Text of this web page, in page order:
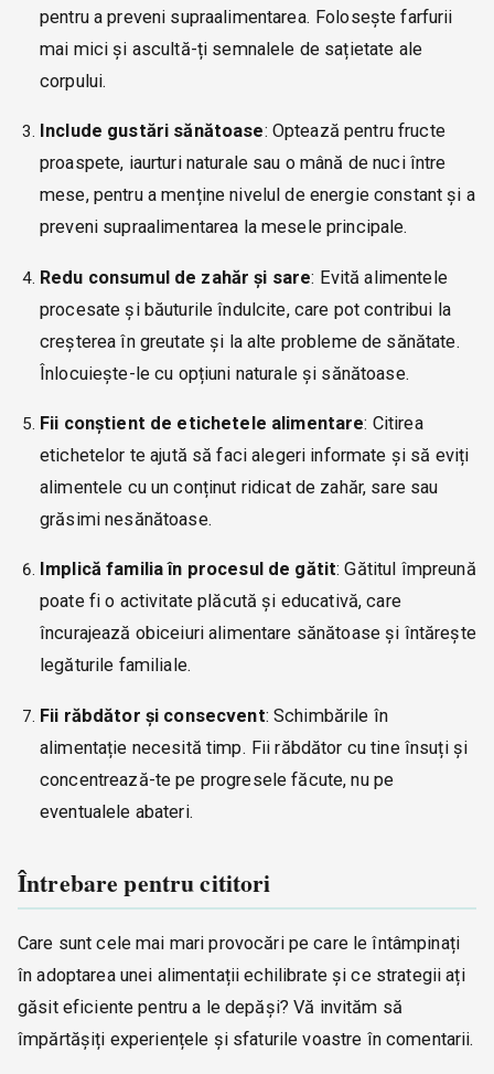
pentru a preveni supraalimentarea. Folosește farfurii
mai mici și ascultă-ți semnalele de sațietate ale
corpului.
Include gustări sănătoase: Optează pentru fructe
proaspete, iaurturi naturale sau o mână de nuci între
mese, pentru a menține nivelul de energie constant și a
preveni supraalimentarea la mesele principale.
Redu consumul de zahăr și sare: Evită alimentele
procesate și băuturile îndulcite, care pot contribui la
creșterea în greutate și la alte probleme de sănătate.
Înlocuiește-le cu opțiuni naturale și sănătoase.
Fii conștient de etichetele alimentare: Citirea
etichetelor te ajută să faci alegeri informate și să eviți
alimentele cu un conținut ridicat de zahăr, sare sau
grăsimi nesănătoase.
Implică familia în procesul de gătit: Gătitul împreună
poate fi o activitate plăcută și educativă, care
încurajează obiceiuri alimentare sănătoase și întărește
legăturile familiale.
Fii răbdător și consecvent: Schimbările în
alimentație necesită timp. Fii răbdător cu tine însuți și
concentrează-te pe progresele făcute, nu pe
eventualele abateri.
Întrebare pentru cititori
Care sunt cele mai mari provocări pe care le întâmpinați
în adoptarea unei alimentații echilibrate și ce strategii ați
găsit eficiente pentru a le depăși? Vă invităm să
împărtășiți experiențele și sfaturile voastre în comentarii.